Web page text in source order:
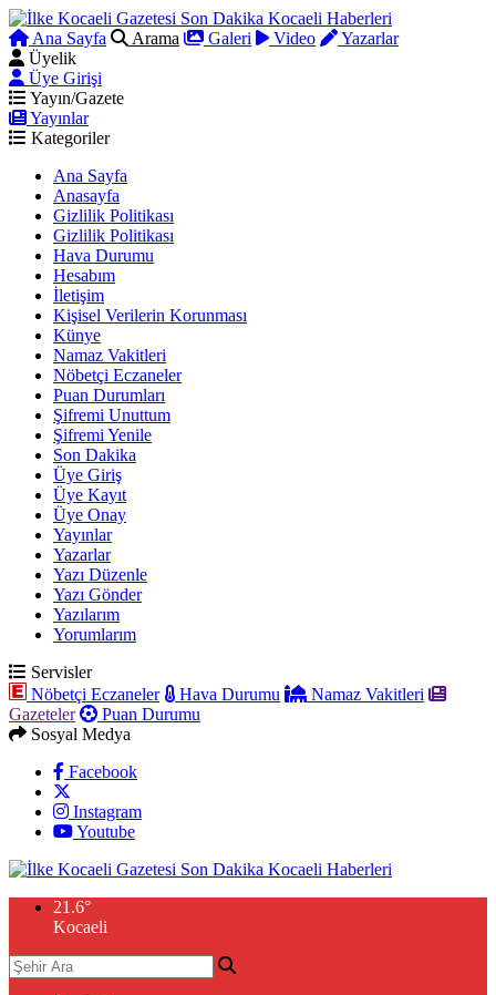
Ana Sayfa Arama Galeri Video
Yazarlar
Üyelik
Üye Girişi
Yayın/Gazete
Yayınlar
Kategoriler
Ana Sayfa
Anasayfa
Gizlilik Politikası
Gizlilik Politikası
Hava Durumu
Hesabım
İletişim
Kişisel Verilerin Korunması
Künye
Namaz Vakitleri
Nöbetçi Eczaneler
Puan Durumları
Şifremi Unuttum
Şifremi Yenile
Son Dakika
Üye Giriş
Üye Kayıt
Üye Onay
Yayınlar
Yazarlar
Yazı Düzenle
Yazı Gönder
Yazılarım
Yorumlarım
Servisler
Nöbetçi Eczaneler
Hava Durumu
Namaz Vakitleri
Gazeteler
Puan Durumu
Sosyal Medya
Facebook
Instagram
Youtube
21.6°
Kocaeli